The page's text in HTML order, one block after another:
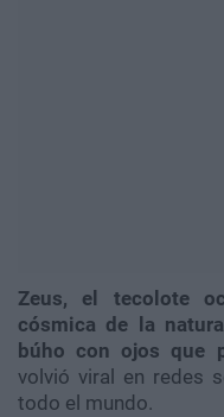
Zeus, el tecolote
cósmica de la
búho con ojos que
volvió viral en redes
todo el mundo.